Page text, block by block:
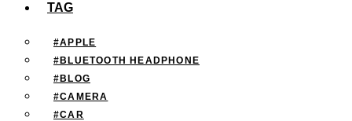
TAG
#APPLE
#BLUETOOTH HEADPHONE
#BLOG
#CAMERA
#CAR